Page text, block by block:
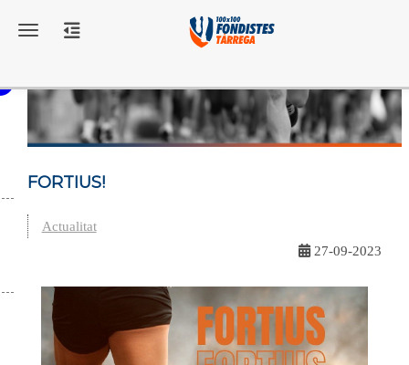
Toggle navigation
FORTIUS!
Actualitat
27-09-2023